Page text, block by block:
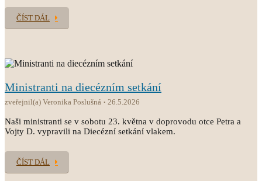
ČÍST DÁL
Ministranti na diecézním setkání
zveřejnil(a) Veronika Poslušná 26.5.2026
Naši ministranti se v sobotu 23. května v doprovodu otce Petra a
Vojty D. vypravili na Diecézní setkání vlakem.
ČÍST DÁL